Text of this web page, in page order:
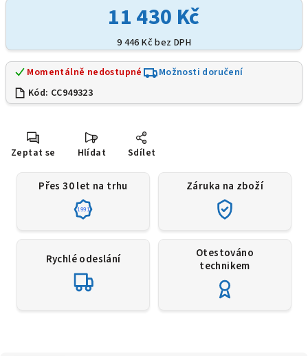
11 430 Kč
9 446 Kčbez DPH
Momentálně nedostupné
Možnosti doručení
Kód: CC949323
Zeptat se Hlídat Sdílet
Přes 30 let na trhu
1991
Záruka na zboží
Rychlé odeslání
Otestováno
technikem